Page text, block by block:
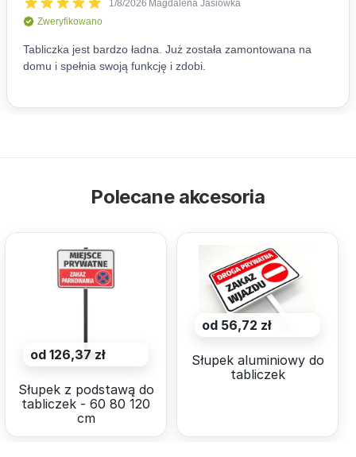
Polecane akcesoria
od 126,37 zł
Słupek z podstawą do
tabliczek - 60 80 120
cm
od 56,72 zł
Słupek aluminiowy do
tabliczek